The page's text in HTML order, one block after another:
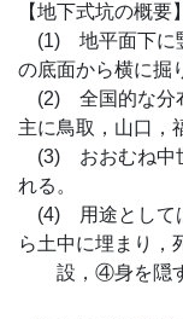
【地下式坑の概要】
(1) 地平面下に
の底面から横に掘
(2) 全国的な分
主に鳥取，山口，
(3) おおむね中
れる。
(4) 用途として
ら土中に埋まり
設，④身を隠す